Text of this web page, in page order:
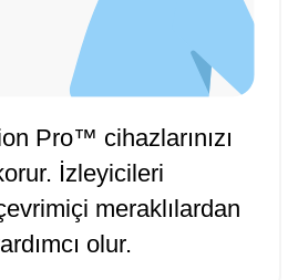
Pro™ cihazlarınızı
İzleyicileri
meraklılardan
olur.